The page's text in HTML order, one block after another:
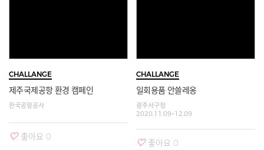
CHALLANGE
제주국제공항 환경 캠페인
한국공항공사
좋아요 0
CHALLANGE
일회용품 안쓸레옹
광주서구청
2020.11.09~12.09
좋아요 0